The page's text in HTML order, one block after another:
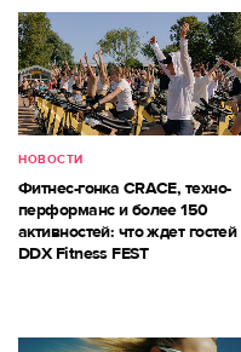
НОВОСТИ
Фитнес-гонка CRACE, техно-
перформанс и более 150
активностей: что ждет гостей
DDX Fitness FEST